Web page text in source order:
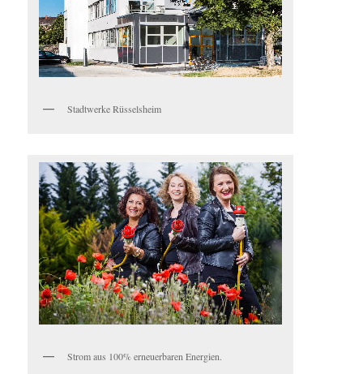
Stadtwerke Rüsselsheim
Strom aus 100% erneuerbaren Energien.